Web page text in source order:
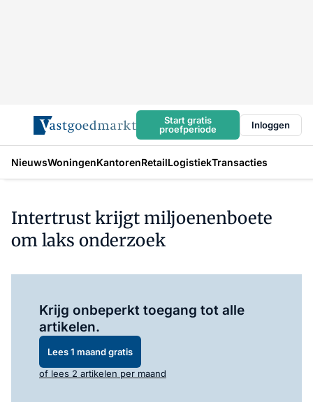
Start gratis
proefperiode
Inloggen
NieuwsWoningenKantorenRetailLogistiekTransacties
Intertrust krijgt miljoenenboete
om laks onderzoek
Krijg onbeperkt toegang tot alle
artikelen.
Lees 1 maand gratis
of lees 2 artikelen per maand